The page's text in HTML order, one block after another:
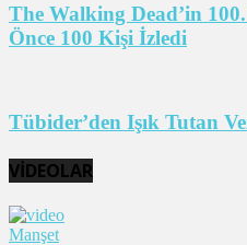
The Walking Dead’in
Önce 100 Kişi İzledi
Tübider’den Işık Tutan
VİDEOLAR
Manşet